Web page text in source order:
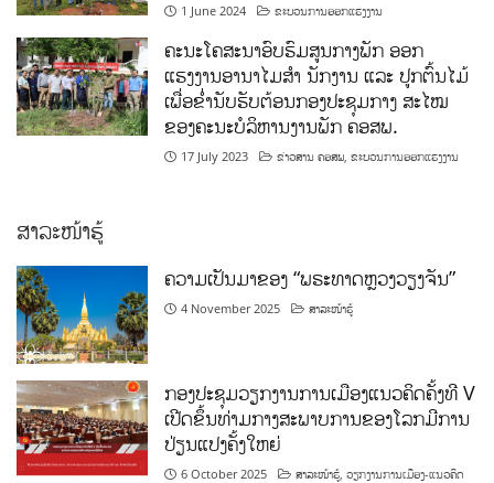
1 June 2024 ຂະບວນການອອກແຮງງານ
ຄະນະໂຄສະນາອົບຮົມສູນກາງພັກ ອອກ
ແຮງງານອານາໄມສໍາ ນັກງານ ແລະ ປູກຕົ້ນໄມ້
ເພື່ອຂໍ່ານັບຮັບຕ້ອນກອງປະຊຸມກາງ ສະໄໝ
ຂອງຄະນະບໍລິຫານງານພັກ ຄອສພ.
17 July 2023 ຂ່າວສານ ຄອສພ ,ຂະບວນການອອກແຮງງານ
ສາລະໜ້າຮູ້
ຄວາມເປັນມາຂອງ “ພຣະທາດຫຼວງວຽງຈັນ”
4 November 2025 ສາລະໜ້າຮູ້
ກອງປະຊຸມວຽກງານການເມືອງແນວຄິດຄັ້ງທີ V
ເປີດຂຶ້ນທ່າມກາງສະພາບການຂອງໂລກມີການ
ປ່ຽນແປງຄັ້ງໃຫຍ່
6 October 2025 ສາລະໜ້າຮູ້ ,ວຽກງານການເມືອງ-ແນວຄິດ